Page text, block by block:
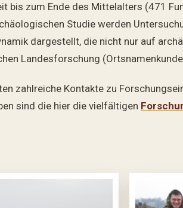
bis zum Ende des Mittelalters (471
Studie werden
dargestellt, die nicht nur auf
Landesforschung
zahlreiche Kontakte zu
sind die hier die vielfältigen